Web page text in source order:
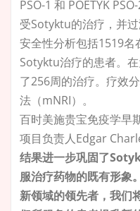
PSO-1 和 POETYK
受Sotyktu的治疗，并过
安全性分析包括1519名
Sotyktu治疗的患者。
了256周的治疗。疗效
法（mNRI）。
百时美施贵宝免疫学早
项目负责人Edgar
结果进一步巩固了
服治疗药物的既有形象
新领域的领先者，我们